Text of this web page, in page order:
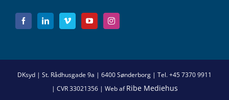
DKsyd | St. Rådhusgade 9a | 6400 Sønderborg | Tel. +45 7370 9911
| CVR 33021356 | Web afRibe Mediehus